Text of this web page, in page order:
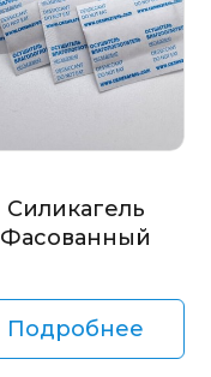
Силикагель
Фасованный
Подробнее